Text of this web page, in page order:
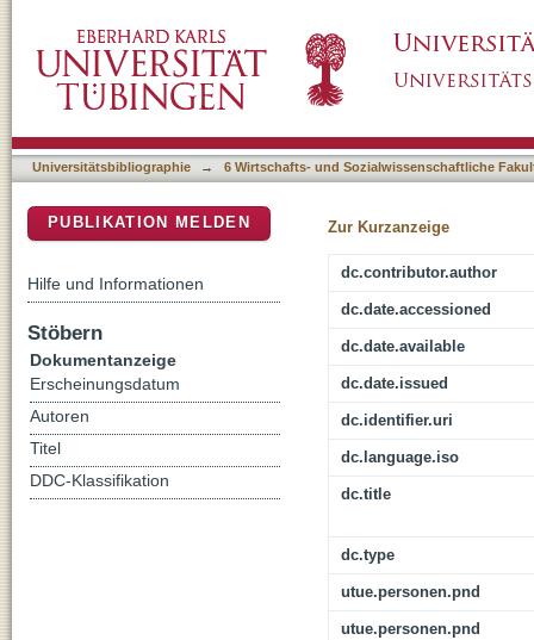
DDV
Universitätsbibliographie → 6 Wirtschafts- und Sozialwissenschaftliche
Zur Kurzanzeige
dc.contributor.author
dc.date.accessioned
dc.date.available
dc.date.issued
dc.identifier.uri
dc.language.iso
dc.title
dc.type
utue.personen.pnd
utue.personen.pnd
PUBLIKATION MELDEN
Hilfe und Informationen
Stöbern
Dokumentanzeige
Erscheinungsdatum
Autoren
Titel
DDC-Klassifikation